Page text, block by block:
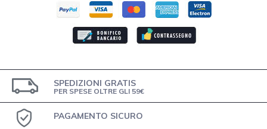
SPEDIZIONI GRATIS
PER SPESE OLTRE GLI 59€
PAGAMENTO SICURO